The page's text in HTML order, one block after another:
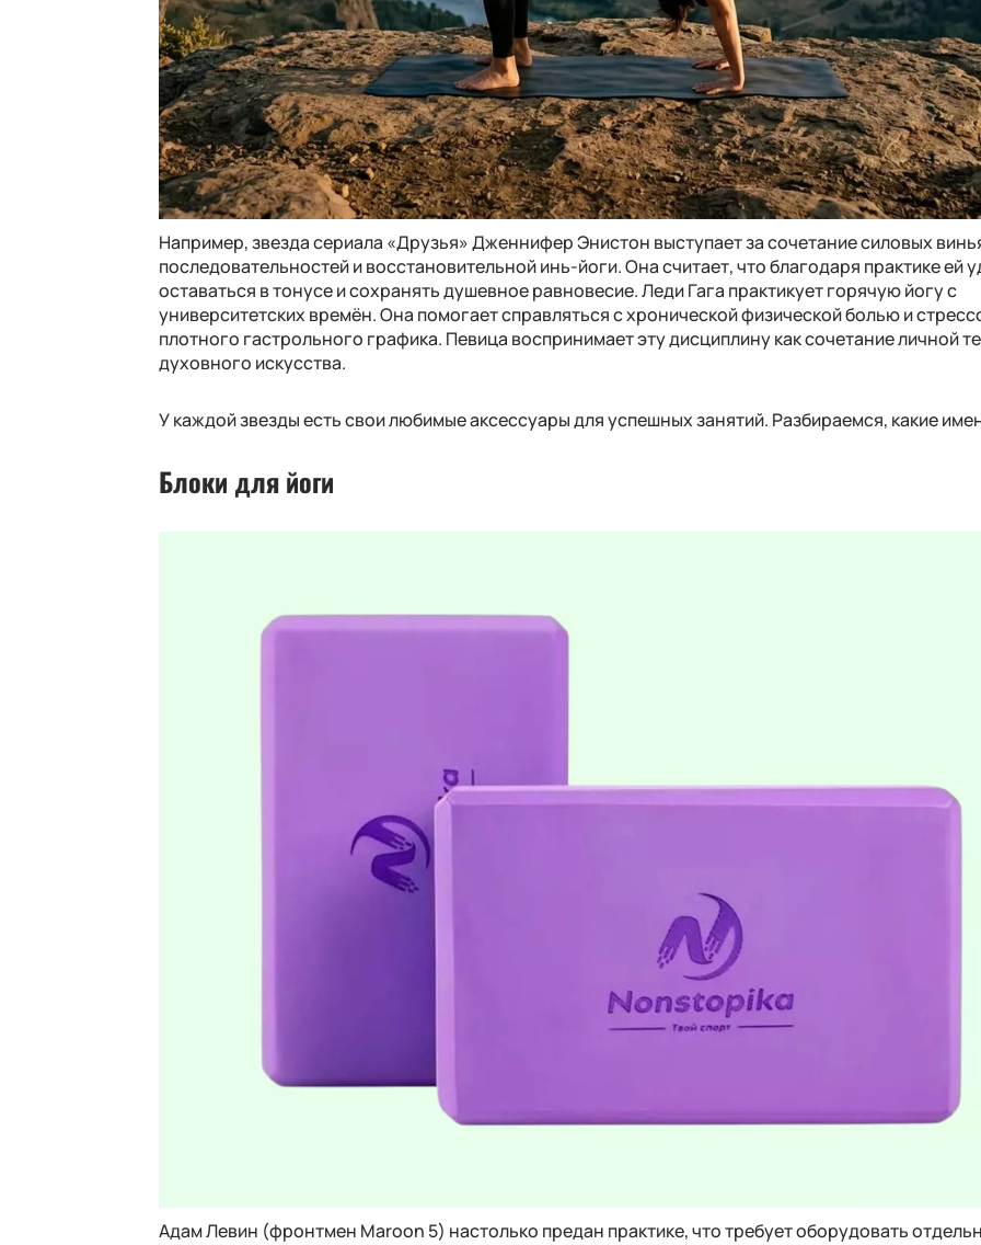
Например, звезда сериала «Друзья» Дженнифер Энистон выступает за сочетание силовых
последовательностей и восстановительной инь-йоги. Она считает, что благодаря практике ей
оставаться в тонусе и сохранять душевное равновесие. Леди Гага практикует горячую йогу с
университетских времён. Она помогает справляться с хронической физической болью и
плотного гастрольного графика. Певица воспринимает эту дисциплину как сочетание личной
духовного искусства.
У каждой звезды есть свои любимые аксессуары для успешных занятий. Разбираемся, какие
Блоки для йоги
Адам Левин (фронтмен Maroon 5) настолько предан практике, что требует оборудовать